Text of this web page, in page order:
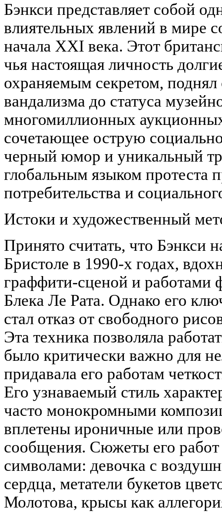
Бэнкси представляет собой
влиятельных явлений в мире
начала XXI века. Этот
чья настоящая личность
охраняемым секретом, поднял
вандализма до статуса
многомиллионных
сочетающее острую
черный юмор и уникальный
глобальным языком протеста
потребительства и
Истоки и художественный
Принято считать, что Бэнкси
Бристоле в 1990-х годах,
граффити-сценой и работами
Блека Ле Рата. Однако его
стал отказ от свободного
Эта техника позволяла
было критически важно для
придавала его работам
Его узнаваемый стиль
часто монокромными
вплетены ироничные или
сообщения. Сюжеты его
символами: девочка с
сердца, метатели букетов
Молотова, крысы как